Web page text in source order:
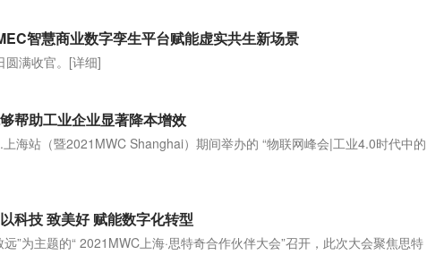
智慧商业数字孪生平台赋能虚实共生新场景
满收官。 [详细]
帮助工业企业显著降本增效
海站（暨2021MWC Shanghai）期间举办的 “物联网峰会|工业4.0时代中的
科技 致美好 赋能数字化转型
”为主题的“ 2021MWC上海·思特奇合作伙伴大会”召开，此次大会聚焦思特